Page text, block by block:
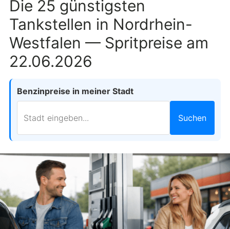
Die 25 günstigsten
Tankstellen in Nordrhein-
Westfalen — Spritpreise am
22.06.2026
Benzinpreise in meiner Stadt
Suchen